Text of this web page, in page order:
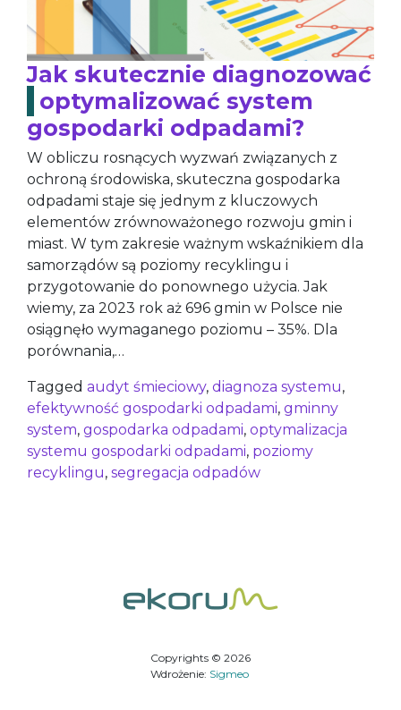
Jak skutecznie diagnozować
i optymalizować system
gospodarki odpadami?
W obliczu rosnących wyzwań związanych z
ochroną środowiska, skuteczna gospodarka
odpadami staje się jednym z kluczowych
elementów zrównoważonego rozwoju gmin i
miast. W tym zakresie ważnym wskaźnikiem dla
samorządów są poziomy recyklingu i
przygotowanie do ponownego użycia. Jak
wiemy, za 2023 rok aż 696 gmin w Polsce nie
osiągnęło wymaganego poziomu – 35%. ​Dla
porównania,…
Tagged audyt śmieciowy, diagnoza systemu,
efektywność gospodarki odpadami, gminny
system, gospodarka odpadami, optymalizacja
systemu gospodarki odpadami, poziomy
recyklingu, segregacja odpadów
Copyrights © 2026
Wdrożenie: Sigmeo